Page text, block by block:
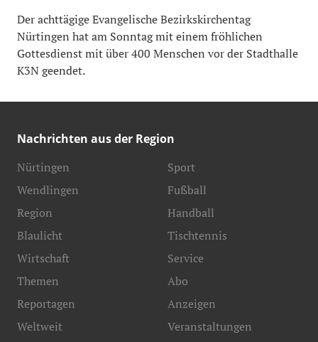
Der achttägige Evangelische Bezirkskirchentag
Nürtingen hat am Sonntag mit einem fröhlichen
Gottesdienst mit über 400 Menschen vor der Stadthalle
K3N geendet.
Nachrichten aus der Region
Nürtingen
Wendlingen
Region
Blaulicht
Sport
Fußball
Handball
Tischtennis
Wirtschaft
Themen
Reportagen
Weltweit
Service
Abo
Anzeigen
Veranstaltungen